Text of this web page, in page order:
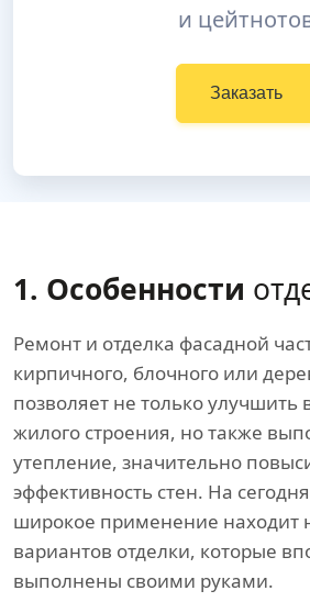
и
Заказать
1. Особенности
Ремонт и отделка фасадной
кирпичного, блочного или
позволяет не только
жилого строения, но также
утепление, значительно
эффективность стен. На
широкое применение находит
вариантов отделки, которые
выполнены своими руками.